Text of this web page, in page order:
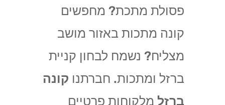
פסולת מתכת? מחפשים
קונה מתכות באזור מושב
מצליח? נשמח לבחון קניית
ברזל ומתכות. חברתנו קונה
ברזל מלקוחות פרטיים